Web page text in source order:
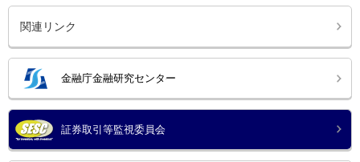
関連リンク
金融庁金融研究センター
証券取引等監視委員会